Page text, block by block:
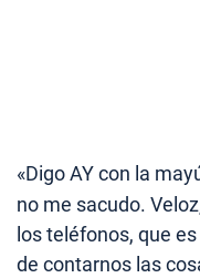
«Digo AY con la
no me sacudo.
los teléfonos, que
de contarnos las